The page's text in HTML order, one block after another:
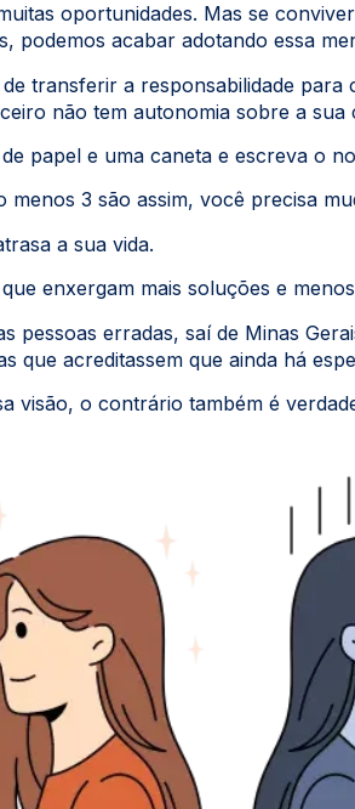
oportunidades. Mas se
acabar adotando essa
transferir a responsabilidade
não tem autonomia sobre a
papel e uma caneta e escreva o
menos 3 são assim, você precisa
a sua vida.
enxergam mais soluções e
pessoas erradas, saí de Minas
que acreditassem que ainda há
visão, o contrário também é